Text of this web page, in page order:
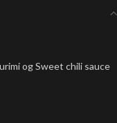
og Sweet chili sauce